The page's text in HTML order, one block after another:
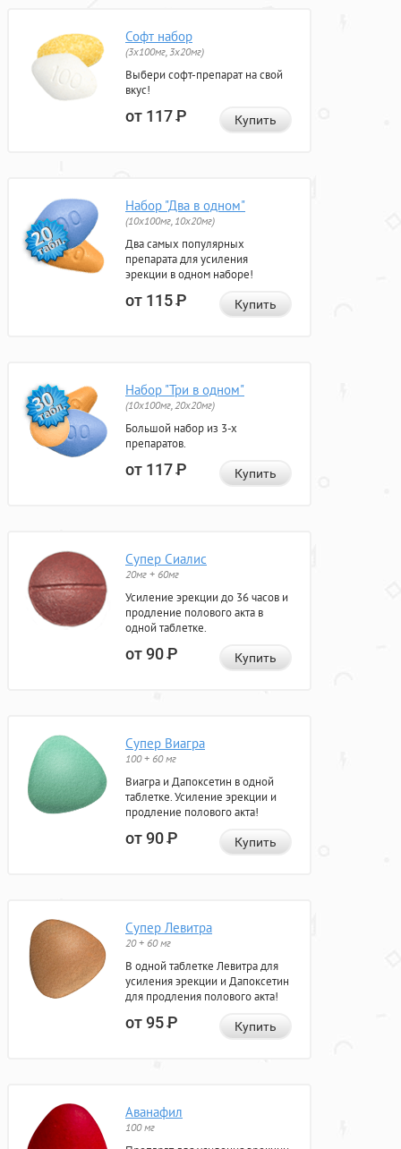
Софт набор
(3x100мг, 3x20мг)
Выбери софт-препарат на свой
вкус!
от 117Р Купить
Набор "Два в одном"
(10x100мг, 10x20мг)
Два самых популярных
препарата для усиления
эрекции в одном наборе!
от 115Р Купить
Набор "Три в одном"
(10x100мг, 20x20мг)
Большой набор из 3-х
препаратов.
от 117Р Купить
Супер Сиалис
20мг + 60мг
Усиление эрекции до 36 часов и
продление полового акта в
одной таблетке.
от 90Р Купить
Супер Виагра
100 + 60 мг
Виагра и Дапоксетин в одной
таблетке. Усиление эрекции и
продление полового акта!
от 90Р Купить
Супер Левитра
20 + 60 мг
В одной таблетке Левитра для
усиления эрекции и Дапоксетин
для продления полового акта!
от 95Р Купить
Аванафил
100 мг